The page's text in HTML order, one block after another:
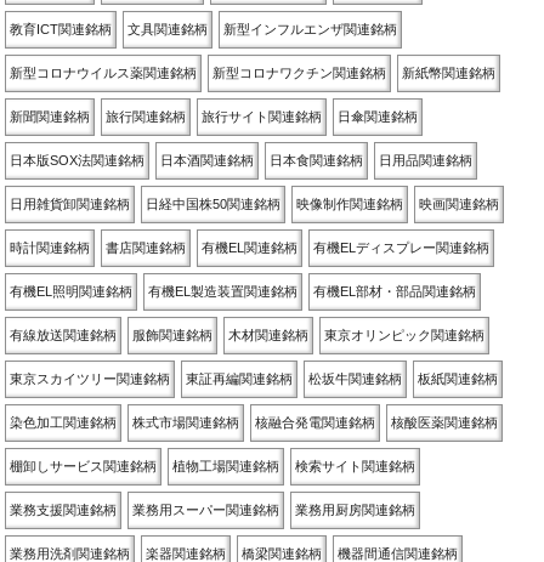
教育ICT関連銘柄 文具関連銘柄 新型インフルエンザ関連銘柄
新型コロナウイルス薬関連銘柄 新型コロナワクチン関連銘柄 新紙幣関連銘柄
新聞関連銘柄 旅行関連銘柄 旅行サイト関連銘柄 日傘関連銘柄
日本版SOX法関連銘柄 日本酒関連銘柄 日本食関連銘柄 日用品関連銘柄
日用雑貨卸関連銘柄 日経中国株50関連銘柄 映像制作関連銘柄 映画関連銘柄
時計関連銘柄 書店関連銘柄 有機EL関連銘柄 有機ELディスプレー関連銘柄
有機EL照明関連銘柄 有機EL製造装置関連銘柄 有機EL部材・部品関連銘柄
有線放送関連銘柄 服飾関連銘柄 木材関連銘柄 東京オリンピック関連銘柄
東京スカイツリー関連銘柄 東証再編関連銘柄 松坂牛関連銘柄 板紙関連銘柄
染色加工関連銘柄 株式市場関連銘柄 核融合発電関連銘柄 核酸医薬関連銘柄
棚卸しサービス関連銘柄 植物工場関連銘柄 検索サイト関連銘柄
業務支援関連銘柄 業務用スーパー関連銘柄 業務用厨房関連銘柄
業務用洗剤関連銘柄 楽器関連銘柄 橋梁関連銘柄 機器間通信関連銘柄